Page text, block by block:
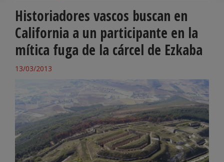
Historiadores vascos buscan en
California a un participante en la
mítica fuga de la cárcel de Ezkaba
13/03/2013